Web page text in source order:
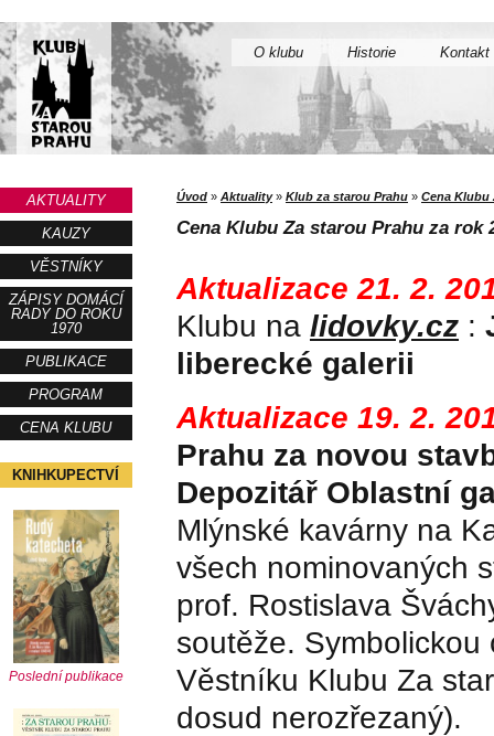
O klubu Historie Kontakt
AKTUALITY
KAUZY
VĚSTNÍKY
ZÁPISY DOMÁCÍ
RADY DO ROKU
1970
PUBLIKACE
PROGRAM
CENA KLUBU
KNIHKUPECTVÍ
Poslední publikace
Úvod » Aktuality» Klub za starou Prahu » Cena Klubu
Cena Klubu Za starou Prahu za rok
Aktualizace 21. 2.
Klubu na lidovky.cz :
liberecké galerii
Aktualizace 19. 2.
Prahu za novou
Depozitář Oblastní
Mlýnské kavárny na
všech nominovaných
prof. Rostislava
soutěže.
Věstníku Klubu Za
dosud nerozřezaný).